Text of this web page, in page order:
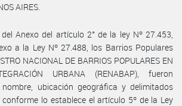
AIRES.
Anexo del artículo 2° de la ley Nº 27.453,
a la Ley Nº 27.488, los Barrios Populares
NACIONAL DE BARRIOS POPULARES EN
URBANA (RENABAP), fueron
ubicación geográfica y delimitados
lo establece el artículo 5º de la Ley